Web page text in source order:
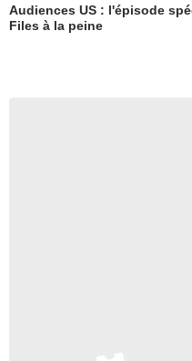
Audiences US : l'épisode
Files à la peine